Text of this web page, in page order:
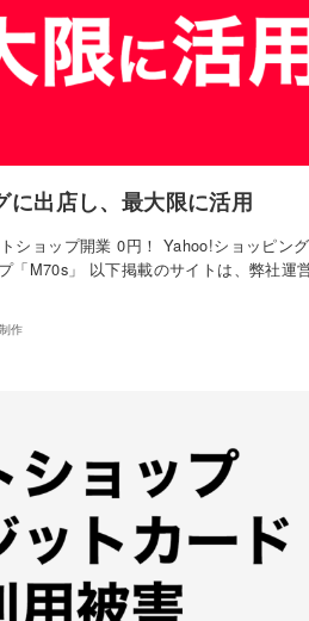
出店し、最大限に活用
ショップ開業 0円！ Yahoo!ショッピン
「M70s」 以下掲載のサイトは、弊社運
作